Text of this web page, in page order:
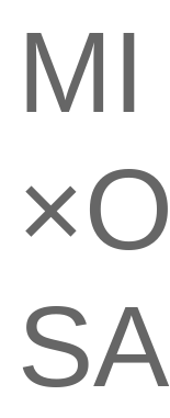
MI
×O
SA